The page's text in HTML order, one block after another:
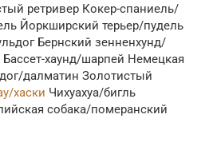
ретривер Кокер-спаниель/
Йоркширский терьер/пудель
Бернский зенненхунд/
хаунд/шарпей Немецкая
далматин Золотистый
хаски Чихуахуа/бигль
собака/померанский